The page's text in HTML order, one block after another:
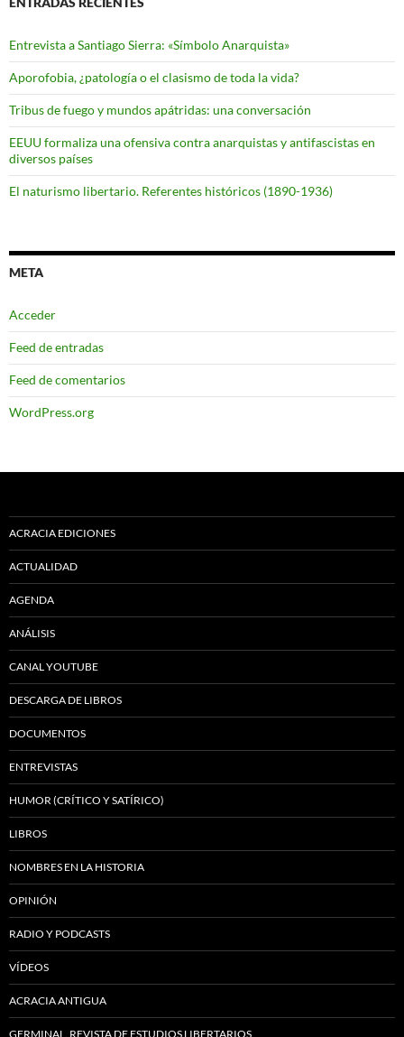
Entrevista a Santiago Sierra: «Símbolo Anarquista»
Aporofobia, ¿patología o el clasismo de toda la vida?
Tribus de fuego y mundos apátridas: una conversación
EEUU formaliza una ofensiva contra anarquistas y antifascistas en
diversos países
El naturismo libertario. Referentes históricos (1890-1936)
META
Acceder
Feed de entradas
Feed de comentarios
WordPress.org
ACRACIA EDICIONES
ACTUALIDAD
AGENDA
ANÁLISIS
CANAL YOUTUBE
DESCARGA DE LIBROS
DOCUMENTOS
ENTREVISTAS
HUMOR (CRÍTICO Y SATÍRICO)
LIBROS
NOMBRES EN LA HISTORIA
OPINIÓN
RADIO Y PODCASTS
VÍDEOS
ACRACIA ANTIGUA
GERMINAL. REVISTA DE ESTUDIOS LIBERTARIOS